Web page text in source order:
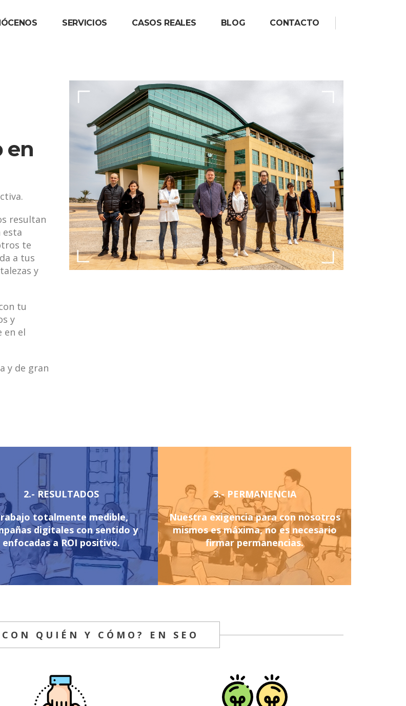
SERVICIOS CASOS REALES BLOG CONTACTO
en
resultan
esta
te
a tus
y
tu
y
en el
y de gran
2.- RESULTADOS
totalmente medible,
digitales con sentido y
enfocadas a ROI positivo.
3.- PERMANENCIA
Nuestra exigencia para con nosotros
mismos es máxima, no es necesario
firmar permanencias.
QUIÉN Y CÓMO? EN SEO